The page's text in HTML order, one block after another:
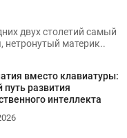
двух столетий самый
материк..
вместо клавиатуры:
путь развития
интеллекта